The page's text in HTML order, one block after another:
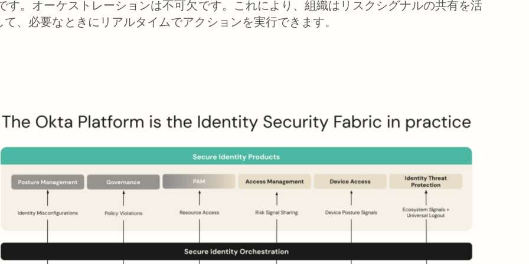
す。オーケストレーションは不可欠です。これにより、組織はリスクシグナルの共有を活
て、必要なときにリアルタイムでアクションを実行できます。